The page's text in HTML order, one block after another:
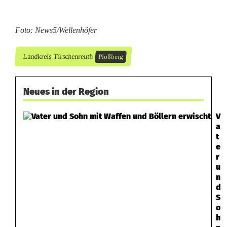
Foto: News5/Wellenhöfer
Landkreis Tirschenreuth Plößberg
Neues in der Region
V
a
t
e
r
u
n
d
S
o
h